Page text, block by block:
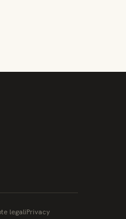
legaliPrivacy